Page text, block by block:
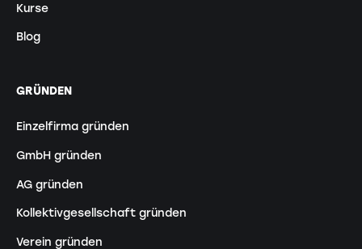
Kurse
Blog
GRÜNDEN
Einzelfirma gründen
GmbH gründen
AG gründen
Kollektivgesellschaft gründen
Verein gründen